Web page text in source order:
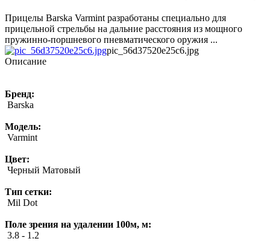
Прицелы Barska Varmint разработаны специально для
прицельной стрельбы на дальние расстояния из мощного
пружинно-поршневого пневматического оружия ...
pic_56d37520e25c6.jpg
Описание
Бренд:
Barska
Модель:
Varmint
Цвет:
Черный Матовый
Тип сетки:
Mil Dot
Поле зрения на удалении 100м, м:
3.8 - 1.2